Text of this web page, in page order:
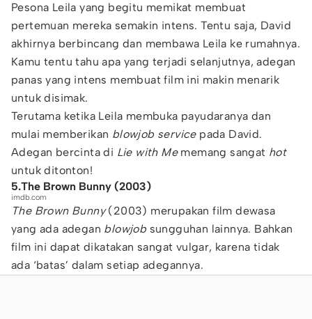
Pesona Leila yang begitu memikat membuat
pertemuan mereka semakin intens. Tentu saja, David
akhirnya berbincang dan membawa Leila ke rumahnya.
Kamu tentu tahu apa yang terjadi selanjutnya, adegan
panas yang intens membuat film ini makin menarik
untuk disimak.
Terutama ketika Leila membuka payudaranya dan
mulai memberikan blowjob servicepada David.
Adegan bercinta di Lie with Mememang sangat hot
untuk ditonton!
5.The Brown Bunny (2003)
imdb.com
The Brown Bunny(2003) merupakan film dewasa
yang ada adegan blowjobsungguhan lainnya. Bahkan
film ini dapat dikatakan sangat vulgar, karena tidak
ada ‘batas’ dalam setiap adegannya.